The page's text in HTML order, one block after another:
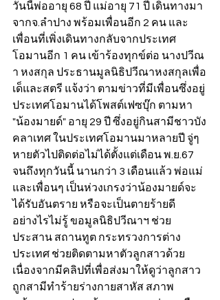
วันนี้พ่ออายุ 68 ปี แม่อายุ 71 ปี เดินทางมา
จากจ.ลำปาง พร้อมเพื่อนอีก 2 คน และ
เพื่อนที่เพิ่งเดินทางกลับจากประเทศ
โอมานอีก 1 คน เข้าร้องทุกข์ต่อ นางปวีณ
า หงสกุล ประธานมูลนิธิปวีณาหงสกุลเพื่อ
เด็และสตรี แจ้งว่า ตามข่าวที่มีเพื่อนซึ่งอยู่
ประเทศโอมานได้โพสต์เฟซบุ๊ก ตามหา
"น้องมายด์" อายุ 29 ปี ซึ่งอยู่กินสามีชาวบัง
คลาเทศ ในประเทศโอมานมาหลายปี จู่ๆ
หายตัวไปติดต่อไม่ได้ตั้งแต่เดือน พ.ย.67
จนถึงทุกวันนี้ นานกว่า 3 เดือนแล้ว พ่อแม่
และเพื่อนๆ เป็นห่วงเกรงว่าน้องมายด์จะ
ได้รับอันตราย หรือจะเป็นตายร้ายดี
อย่างไรไม่รู้ ขอมูลนิธิปวีณาฯ ช่วย
ประสาน สถานทูต กระทรวงการต่าง
ประเทศ ช่วยติดตามหาตัวลูกสาวด้วย
เนื่องจากมีคลิปที่เพื่อส่งมาให้ดูว่าลูกสาว
ถูกสามีทำร้ายร่างกายสาหัส สภาพ